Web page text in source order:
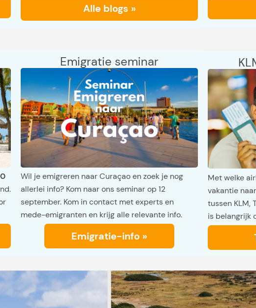
Alle blogs »
Emigratie seminar
Wil je emigreren naar Curaçao en zoek je nog
allerlei info? Kom naar ons seminar op 12
september. Kom in contact met experts en
mede-emigranten en krijg alle relevante info.
Emigratie-info »
Met welke
vakantie
tussen KLM,
is belangrijk